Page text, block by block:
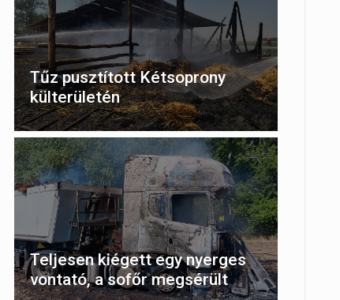
Tűz pusztított Kétsoprony
külterületén
Teljesen kiégett egy nyerges
vontató, a sofőr megsérült